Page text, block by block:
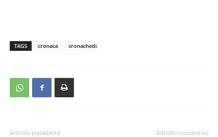
TAGS cronaca cronachedi
Articolo precedente Articolo successivo